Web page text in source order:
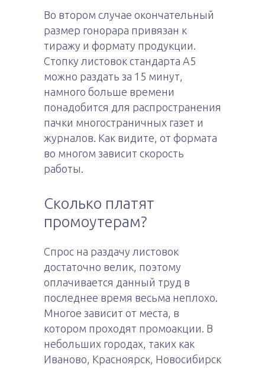
Во втором случае окончательный
размер гонорара привязан к
тиражу и формату продукции.
Стопку листовок стандарта А5
можно раздать за 15 минут,
намного больше времени
понадобится для распространения
пачки многостраничных газет и
журналов. Как видите, от формата
во многом зависит скорость
работы.
Сколько платят
промоутерам?
Спрос на раздачу листовок
достаточно велик, поэтому
оплачивается данный труд в
последнее время весьма неплохо.
Многое зависит от места, в
котором проходят промоакции. В
небольших городах, таких как
Иваново, Красноярск, Новосибирск